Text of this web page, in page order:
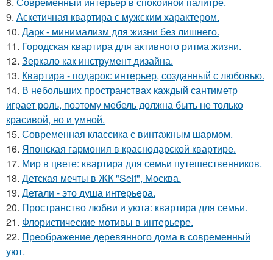
9. Аскетичная квартира с мужским характером.
10. Дарк - минимализм для жизни без лишнего.
11. Городская квартира для активного ритма жизни.
12. Зеркало как инструмент дизайна.
13. Квартира - подарок: интерьер, созданный с любовью.
14. В небольших пространствах каждый сантиметр
играет роль, поэтому мебель должна быть не только
красивой, но и умной.
15. Современная классика с винтажным шармом.
16. Японская гармония в краснодарской квартире.
17. Мир в цвете: квартира для семьи путешественников.
18. Детская мечты в ЖК "Self", Москва.
19. Детали - это душа интерьера.
20. Пространство любви и уюта: квартира для семьи.
21. Флористические мотивы в интерьере.
22. Преображение деревянного дома в современный
уют.